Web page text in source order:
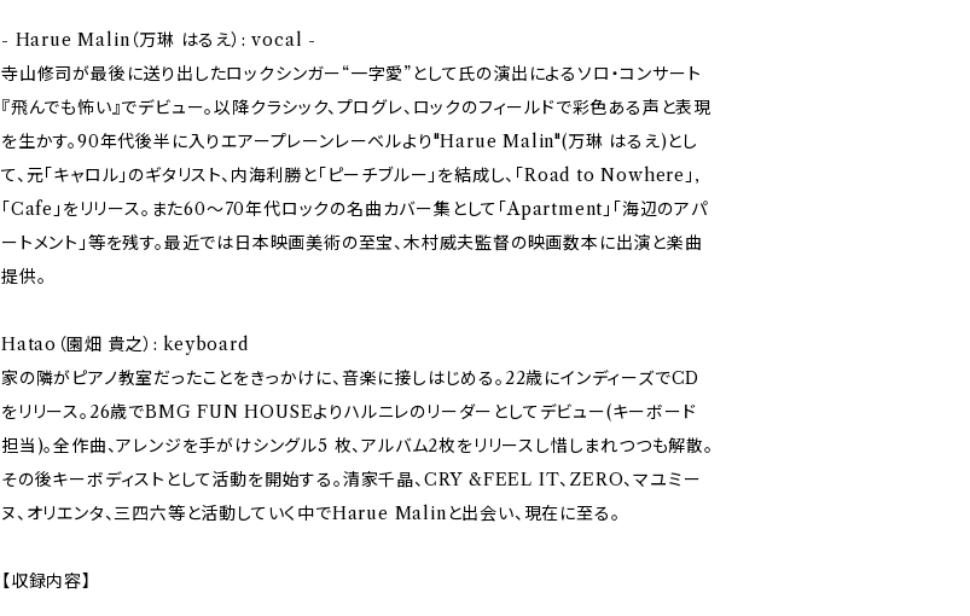
- Harue Malin（万琳 はるえ）: vocal -
寺山修司が最後に送り出したロックシンガー“一字愛”として氏の演出によるソロ・コンサート
『飛んでも怖い』でデビュー。以降クラシック、プログレ、ロックのフィールドで彩色ある声と表現
を生かす。90年代後半に入りエアープレーンレーベルより"Harue Malin"(万琳 はるえ)とし
て、元「キャロル」のギタリスト、内海利勝と「ピーチブルー」を結成し、「Road to Nowhere」,
「Cafe」をリリース。また60～70年代ロックの名曲カバー集として「Apartment」「海辺のアパ
ートメント」等を残す。最近では日本映画美術の至宝、木村威夫監督の映画数本に出演と楽曲
提供。
Hatao（園畑 貴之）: keyboard
家の隣がピアノ教室だったことをきっかけに、音楽に接しはじめる。22歳にインディーズでCD
をリリース。26歳でBMG FUN HOUSEよりハルニレのリーダーとしてデビュー(キーボード
担当)。全作曲、アレンジを手がけシングル5 枚、アルバム2枚をリリースし惜しまれつつも解散。
その後キーボディストとして活動を開始する。清家千晶、CRY &FEEL IT、ZERO、マユミー
ヌ、オリエンタ、三四六等と活動していく中でHarue Malinと出会い、現在に至る。
【収録内容】